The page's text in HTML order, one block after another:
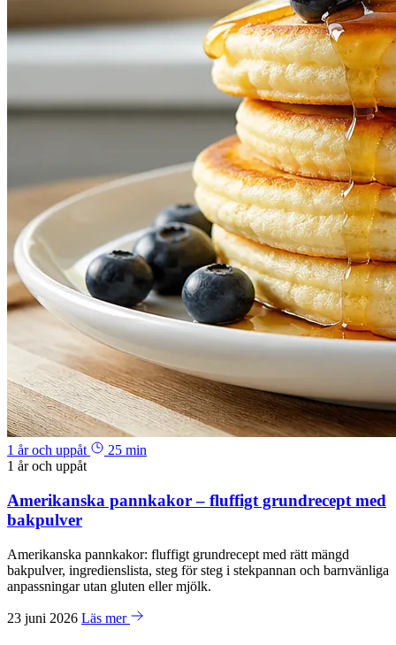
1 år och uppåt
25 min
1 år och uppåt
Amerikanska pannkakor – fluffigt grundrecept med
bakpulver
Amerikanska pannkakor: fluffigt grundrecept med rätt mängd
bakpulver, ingredienslista, steg för steg i stekpannan och barnvänliga
anpassningar utan gluten eller mjölk.
23 juni 2026 Läs mer